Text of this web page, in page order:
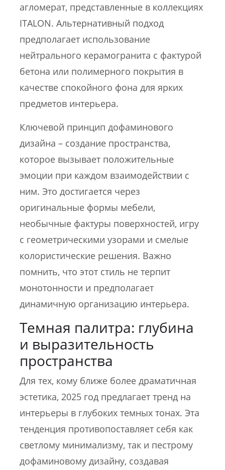
агломерат, представленные в коллекциях
ITALON. Альтернативный подход
предполагает использование
нейтрального керамогранита с фактурой
бетона или полимерного покрытия в
качестве спокойного фона для ярких
предметов интерьера.
Ключевой принцип дофаминового
дизайна – создание пространства,
которое вызывает положительные
эмоции при каждом взаимодействии с
ним. Это достигается через
оригинальные формы мебели,
необычные фактуры поверхностей, игру
с геометрическими узорами и смелые
колористические решения. Важно
помнить, что этот стиль не терпит
монотонности и предполагает
динамичную организацию интерьера.
Темная палитра: глубина
и выразительность
пространства
Для тех, кому ближе более драматичная
эстетика, 2025 год предлагает тренд на
интерьеры в глубоких темных тонах. Эта
тенденция противопоставляет себя как
светлому минимализму, так и пестрому
дофаминовому дизайну, создавая